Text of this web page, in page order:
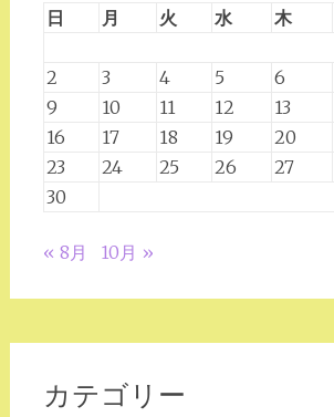
日
月 火 水 木
2
3 4 5 6
9
10 11 12 13
16
17 18 19 20
23
24 25 26 27
30
« 8月 10月 »
カテゴリー